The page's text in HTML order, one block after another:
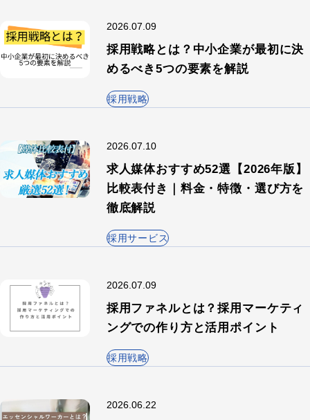
2026.07.09
採用戦略とは？中小企業が最初に決
めるべき5つの要素を解説
採用戦略
2026.07.10
求人媒体おすすめ52選【2026年版】
比較表付き｜料金・特徴・選び方を
徹底解説
採用サービス
2026.07.09
採用ファネルとは？採用マーケティ
ングでの作り方と活用ポイント
採用戦略
2026.06.22